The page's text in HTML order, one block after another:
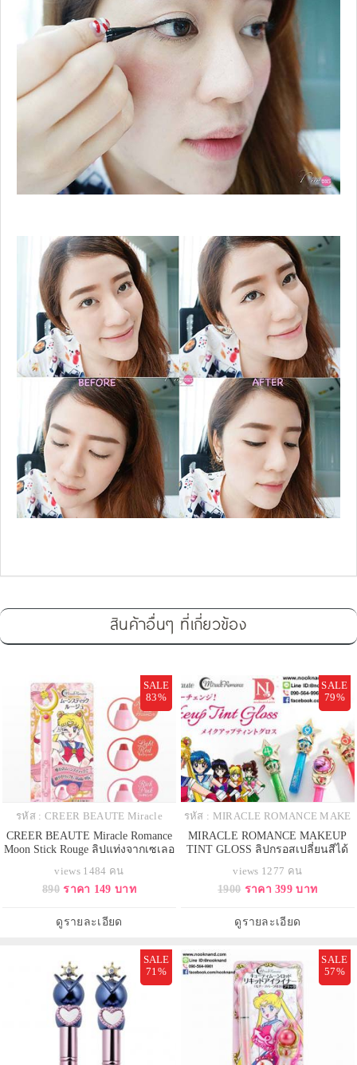
สินค้าอื่นๆ ที่เกี่ยวข้อง
SALE
83%
รหัส : CREER BEAUTE Miracle
CREER BEAUTE Miracle Romance
Moon Stick Rouge ลิปแท่งจากเซเลอ
views 1484 คน
890 ราคา 149 บาท
ดูรายละเอียด
SALE
79%
รหัส : MIRACLE ROMANCE MAKE
MIRACLE ROMANCE MAKEUP
TINT GLOSS ลิปกรอสเปลี่ยนสีได้
views 1277 คน
1900 ราคา 399 บาท
ดูรายละเอียด
SALE
71%
SALE
57%